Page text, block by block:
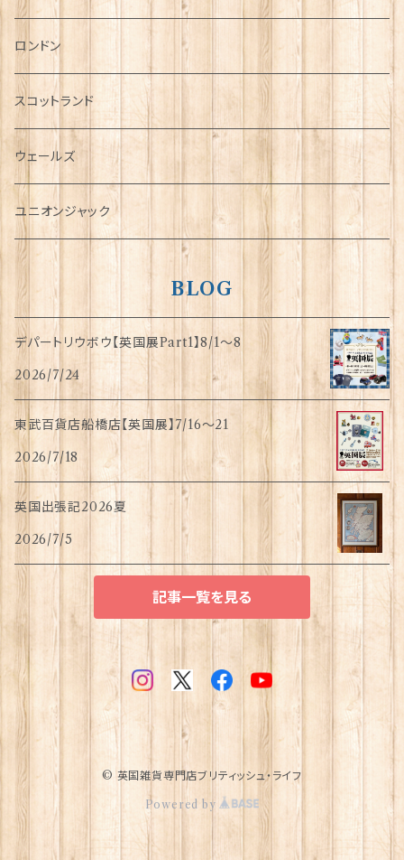
チャーム
犬グッズ
傘
指貫(シンブル)
ロンドン
スコットランド
ウェールズ
ユニオンジャック
BLOG
デパートリウボウ【英国展Part1】8/1〜8
2026/7/24
東武百貨店船橋店【英国展】7/16～21
2026/7/18
英国出張記2026夏
2026/7/5
記事一覧を見る
© 英国雑貨専門店ブリティッシュ・ライフ
Powered by